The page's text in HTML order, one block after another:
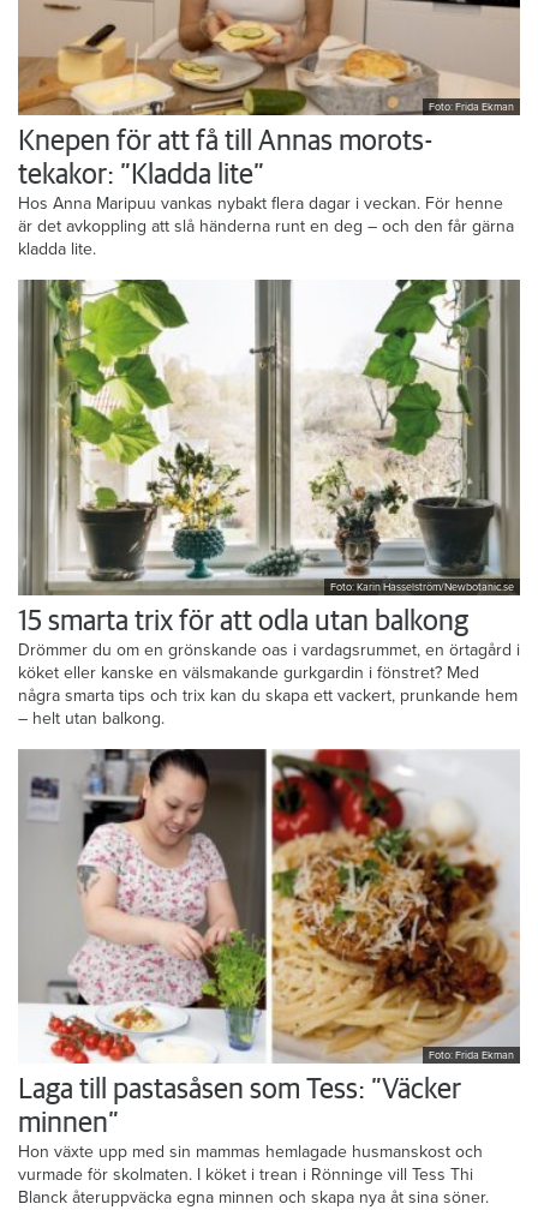
Foto: Frida Ekman
Knepen för att få till Annas morots-
tekakor: ”Kladda lite”
Hos Anna Maripuu vankas nybakt flera dagar i veckan. För henne
är det avkoppling att slå händerna runt en deg – och den får gärna
kladda lite.
Foto: Karin Hasselström/Newbotanic.se
15 smarta trix för att odla utan balkong
Drömmer du om en grönskande oas i vardagsrummet, en örtagård i
köket eller kanske en välsmakande gurkgardin i fönstret? Med
några smarta tips och trix kan du skapa ett vackert, prunkande hem
– helt utan balkong.
Foto: Frida Ekman
Laga till pastasåsen som Tess: ”Väcker
minnen”
Hon växte upp med sin mammas hemlagade husmanskost och
vurmade för skolmaten. I köket i trean i Rönninge vill Tess Thi
Blanck återuppväcka egna minnen och skapa nya åt sina söner.